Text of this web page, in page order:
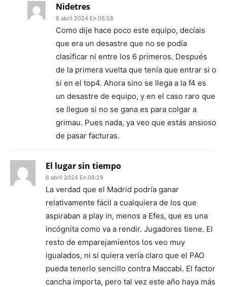
Nidetres
8 abril 2024 En 06:58
Como dije hace poco este equipo, decíais
que era un desastre que no se podía
clasificar ni entre los 6 primeros. Después
de la primera vuelta que tenía que entrar si o
si en el top4. Ahora sino se llega a la f4 es
un desastre de equipo, y en el caso raro que
se llegue si no se gana es para colgar a
grimau. Pues nada, ya veo que estás ansioso
de pasar facturas.
El lugar sin tiempo
6 abril 2024 En 09:29
La verdad que el Madrid podría ganar
relativamente fácil a cualquiera de los que
aspiraban a play in, menos a Efes, que es una
incógnita como va a rendir. Jugadores tiene. El
resto de emparejamientos los veo muy
igualados, ni si quiera vería claro que el PAO
pueda tenerlo sencillo contra Maccabi. El factor
cancha importa, pero tal vez este año haya más